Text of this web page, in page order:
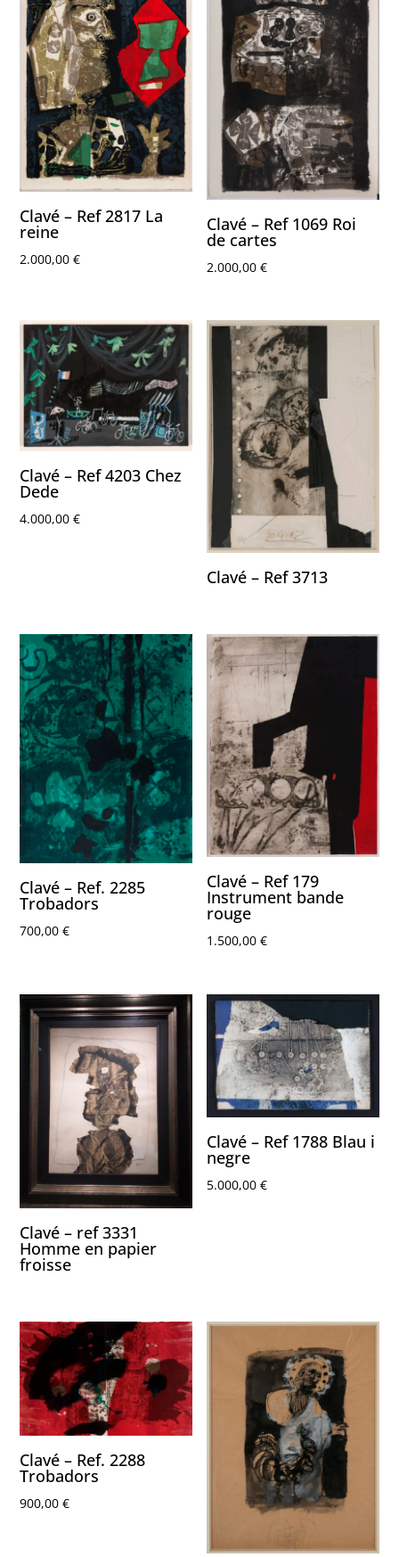
Clavé – Ref 2817 La
reine
2.000,00€
Clavé – Ref 1069 Roi
de cartes
2.000,00€
Clavé – Ref 4203 Chez
Dede
4.000,00€
Clavé – Ref 3713
Clavé – Ref. 2285
Trobadors
700,00€
Clavé – Ref 179
Instrument bande
rouge
1.500,00€
Clavé – ref 3331
Homme en papier
froisse
Clavé – Ref 1788 Blau i
negre
5.000,00€
Clavé – Ref. 2288
Trobadors
900,00€